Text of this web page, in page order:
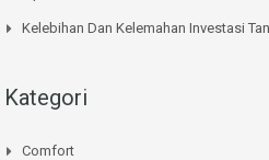
Kelebihan Dan Kelemahan Investasi
Kategori
Comfort